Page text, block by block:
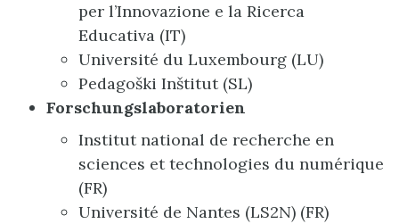
per l’Innovazione e la Ricerca
Educativa (IT)
Université du Luxembourg (LU)
Pedagoški Inštitut (SL)
Forschungslaboratorien
Institut national de recherche en
sciences et technologies du numérique
(FR)
Université de Nantes (LS2N) (FR)